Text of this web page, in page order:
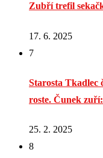
Zubří trefil
17. 6. 2025
7
Starosta Tkadlec
roste. Čunek
25. 2. 2025
8